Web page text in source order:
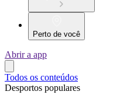
Perto de você
Abrir a app
Todos os conteúdos
Desportos populares